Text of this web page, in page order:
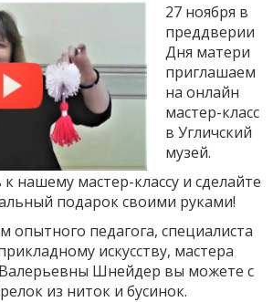
27 ноября в
преддверии
Дня матери
приглашаем
на онлайн
мастер-класс
в Угличский
музей.
нашему мастер-классу и сделайте
подарок своими руками!
опытного педагога, специалиста
искусству, мастера
Шнейдер вы можете с
из ниток и бусинок.